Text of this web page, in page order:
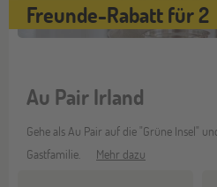
Freunde-Rabatt für 2
Au Pair Irland
Gehe als Au Pair auf die "Grüne Insel"
Gastfamilie.
Mehr dazu